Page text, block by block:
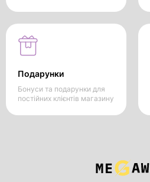
Подарунки
Бонуси та подарунки для
постійних клієнтів магазину